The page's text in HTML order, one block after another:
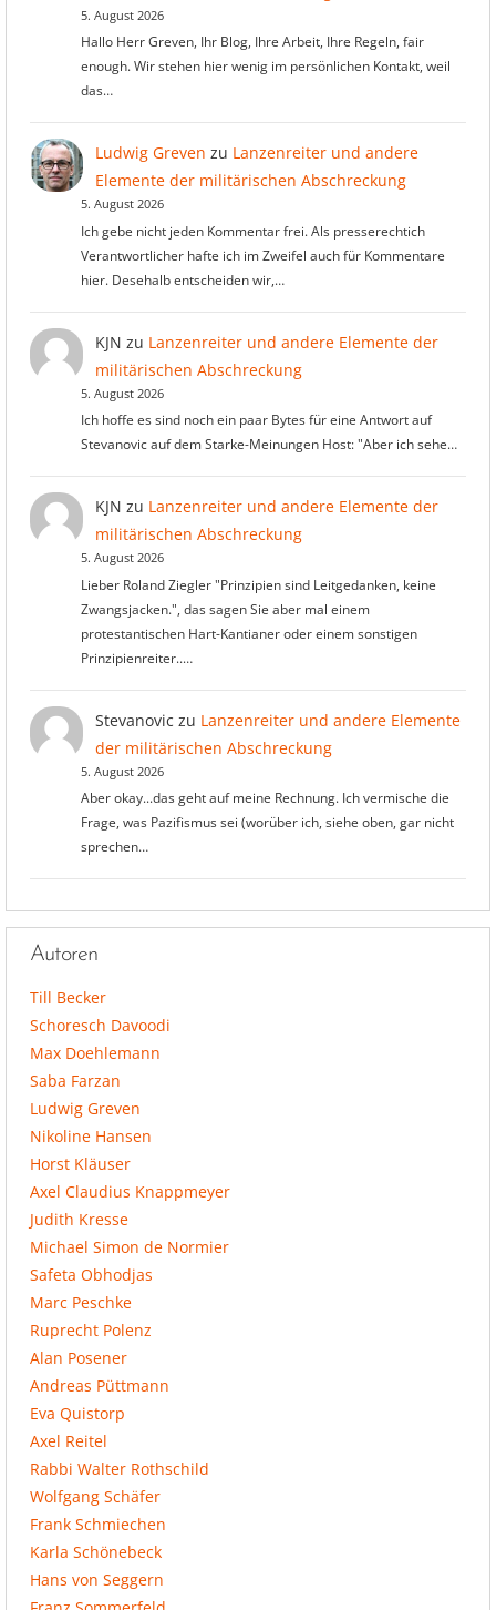
5. August 2026
Hallo Herr Greven, Ihr Blog, Ihre Arbeit, Ihre Regeln, fair
enough. Wir stehen hier wenig im persönlichen Kontakt, weil
das…
Ludwig Greven zu Lanzenreiter und andere
Elemente der militärischen Abschreckung
5. August 2026
Ich gebe nicht jeden Kommentar frei. Als presserechtich
Verantwortlicher hafte ich im Zweifel auch für Kommentare
hier. Desehalb entscheiden wir,…
KJN zu Lanzenreiter und andere Elemente der
militärischen Abschreckung
5. August 2026
Ich hoffe es sind noch ein paar Bytes für eine Antwort auf
Stevanovic auf dem Starke-Meinungen Host: "Aber ich sehe…
KJN zu Lanzenreiter und andere Elemente der
militärischen Abschreckung
5. August 2026
Lieber Roland Ziegler "Prinzipien sind Leitgedanken, keine
Zwangsjacken.", das sagen Sie aber mal einem
protestantischen Hart-Kantianer oder einem sonstigen
Prinzipienreiter..…
Stevanovic zu Lanzenreiter und andere Elemente
der militärischen Abschreckung
5. August 2026
Aber okay...das geht auf meine Rechnung. Ich vermische die
Frage, was Pazifismus sei (worüber ich, siehe oben, gar nicht
sprechen…
Autoren
Till Becker
Schoresch Davoodi
Max Doehlemann
Saba Farzan
Ludwig Greven
Nikoline Hansen
Horst Kläuser
Axel Claudius Knappmeyer
Judith Kresse
Michael Simon de Normier
Safeta Obhodjas
Marc Peschke
Ruprecht Polenz
Alan Posener
Andreas Püttmann
Eva Quistorp
Axel Reitel
Rabbi Walter Rothschild
Wolfgang Schäfer
Frank Schmiechen
Karla Schönebeck
Hans von Seggern